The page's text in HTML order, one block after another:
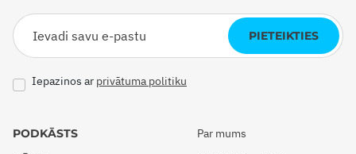
PIETEIKTIES
Iepazinos ar privātuma politiku
PODKĀSTS
Par mums